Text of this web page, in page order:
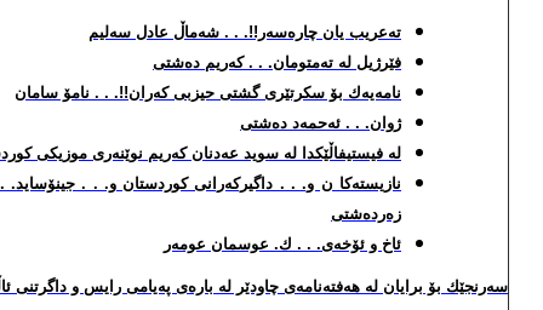
ته‌عریب یان چاره‌سه‌ر!!. . . شه‌ماڵ عادل سه‌لیم
فێرژیل له‌ ته‌متومان. . . كه‌ریم ده‌شتی
نامه‌یه‌ك بۆ سكرتێری گشتی حیزبی كه‌ران!!. . . نامۆ سامان
ژوان. . . ئه‌حمه‌د ده‌شتی
له‌ فیستیفاڵێكدا له‌ سوید عه‌دنان كه‌ریم نوێنه‌ری موزیكی
نازیسته‌كا ن و. . . داگیركه‌رانی كوردستان و. . .
زه‌رده‌شتی
ئاخ و ئۆخه‌ی. . . ك. عوسمان عومه‌ر
سه‌رنجێك بۆ برایان له‌ هه‌فته‌نامه‌ی چاودێر له‌ باره‌ی په‌یامی رایس و داگرتنی